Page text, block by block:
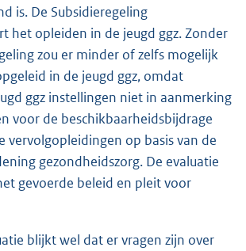
is. De Subsidieregeling
het opleiden in de jeugd ggz. Zonder
zou er minder of zelfs mogelijk
in de jeugd ggz, omdat
ggz instellingen niet in aanmerking
voor de beschikbaarheidsbijdrage
vervolgopleidingen op basis van de
gezondheidszorg. De evaluatie
gevoerde beleid en pleit voor
blijkt wel dat er vragen zijn over